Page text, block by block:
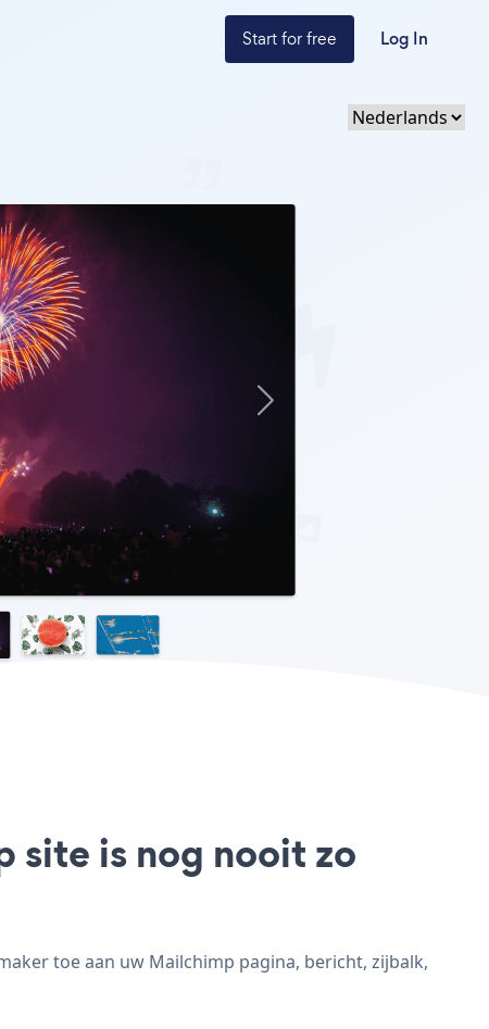
Start for free Log In
site is nog nooit zo
toe aan uw Mailchimp pagina, bericht, zijbalk,